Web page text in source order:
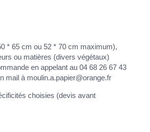
* 65 cm ou 52 * 70 cm maximum),
ou matières (divers végétaux)
en appelant au 04 68 26 67 43
mail à moulin.a.papier@orange.fr
choisies (devis avant